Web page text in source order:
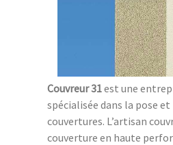
Couvreur 31est une
spécialisée dans la pose
couvertures. L’artisan
couverture en haute